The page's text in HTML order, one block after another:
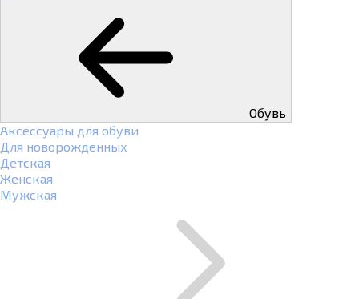
Обувь
Аксессуары для обуви
Для новорожденных
Детская
Женская
Мужская